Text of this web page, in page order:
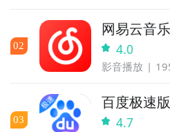
02
网易云音乐
4.0
影音播放
03
百度极速版
4.7